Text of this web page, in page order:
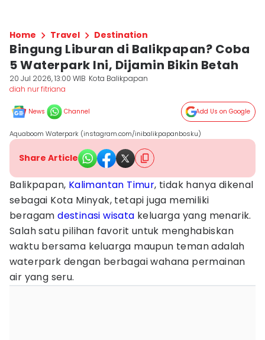
Home Travel Destination
Bingung Liburan di Balikpapan? Coba
5 Waterpark Ini, Dijamin Bikin Betah
20 Jul 2026, 13:00 WIB Kota Balikpapan
diah nur fitriana
News Channel Add Us on Google
Aquaboom Waterpark (instagram.com/inibalikpapanbosku)
Share Article
Balikpapan, Kalimantan Timur, tidak hanya dikenal
sebagai Kota Minyak, tetapi juga memiliki
beragamdestinasi wisata keluarga yang menarik.
Salah satu pilihan favorit untuk menghabiskan
waktu bersama keluarga maupun teman adalah
waterpark dengan berbagai wahana permainan
air yang seru.